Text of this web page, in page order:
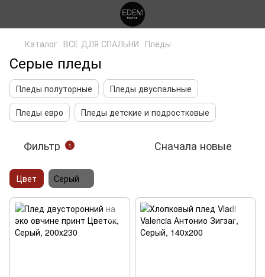
Каталог ВСЕ ДЛЯ СПАЛЬНИ Пледы
Серые пледы
Пледы полуторные
Пледы двуспальные
Пледы евро
Пледы детские и подростковые
Фильтр 1 Сначала новые
Цвет Серый